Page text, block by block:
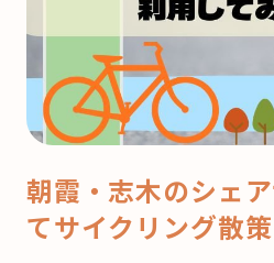
マ
ス！
ど
こ
ケ
ー
朝霞・志木のシェ
てサイクリング散